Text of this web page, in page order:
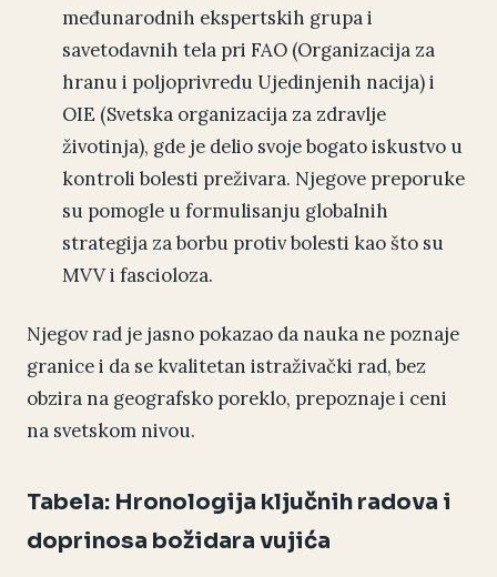
međunarodnih ekspertskih grupa i
savetodavnih tela pri FAO (Organizacija za
hranu i poljoprivredu Ujedinjenih nacija) i
OIE (Svetska organizacija za zdravlje
životinja), gde je delio svoje bogato iskustvo u
kontroli bolesti preživara. Njegove preporuke
su pomogle u formulisanju globalnih
strategija za borbu protiv bolesti kao što su
MVV i fascioloza.
Njegov rad je jasno pokazao da nauka ne poznaje
granice i da se kvalitetan istraživački rad, bez
obzira na geografsko poreklo, prepoznaje i ceni
na svetskom nivou.
Tabela: Hronologija ključnih radova i
doprinosa božidara vujića